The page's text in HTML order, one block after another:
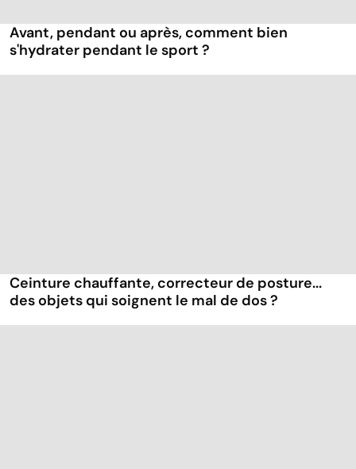
Avant, pendant ou après, comment bien
s'hydrater pendant le sport ?
Ceinture chauffante, correcteur de posture...
des objets qui soignent le mal de dos ?